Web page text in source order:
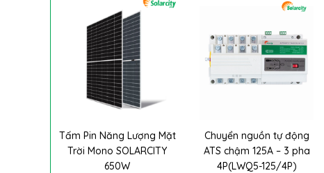
Tấm Pin Năng Lượng Mặt
Trời Mono SOLARCITY
650W
Chuyển nguồn tự động
ATS chậm 125A – 3 pha
4P(LWQ5-125/4P)